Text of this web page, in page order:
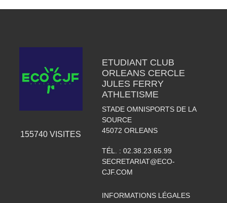
155740 VISITES
ETUDIANT CLUB
ORLEANS CERCLE
JULES FERRY
ATHLETISME
STADE OMNISPORTS DE LA
SOURCE
45072 ORLEANS
TÉL. : 02.38.23.65.99
SECRETARIAT@ECO-
CJF.COM
INFORMATIONS LÉGALES